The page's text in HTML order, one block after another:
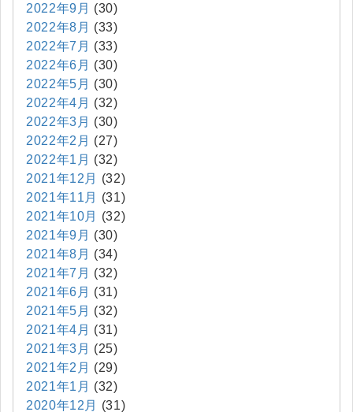
2022年9月 (30)
2022年8月 (33)
2022年7月 (33)
2022年6月 (30)
2022年5月 (30)
2022年4月 (32)
2022年3月 (30)
2022年2月 (27)
2022年1月 (32)
2021年12月
(32)
2021年11月
(31)
2021年10月
(32)
2021年9月 (30)
2021年8月 (34)
2021年7月 (32)
2021年6月 (31)
2021年5月 (32)
2021年4月 (31)
2021年3月 (25)
2021年2月 (29)
2021年1月 (32)
2020年12月
(31)